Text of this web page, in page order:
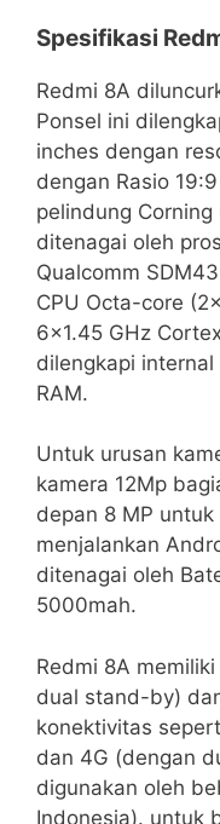
Spesifikasi
Redmi 8A
Ponsel ini
inches dengan
dengan Rasio
pelindung Corning
ditenagai oleh
Qualcomm
CPU Octa-core
6×1.45 GHz
dilengkapi
RAM.
Untuk urusan
kamera 12Mp
depan 8 MP
menjalankan
ditenagai oleh
5000mah.
Redmi 8A
dual stand-by)
konektivitas
dan 4G (dengan
digunakan oleh
Indonesia). untuk